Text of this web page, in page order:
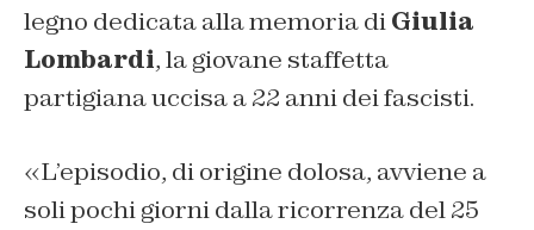
legno dedicata alla memoria diGiulia
Lombardi, la giovane staffetta
partigiana uccisa a 22 anni dei fascisti.
«L’episodio, di origine dolosa, avviene a
soli pochi giorni dalla ricorrenza del 25